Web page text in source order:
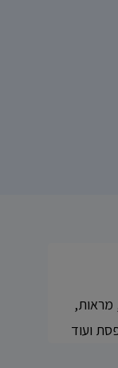
מראות,
ועוד